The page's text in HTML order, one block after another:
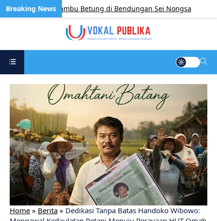
400 Bambu Betung di Bendungan Sei Nongsa
Home » Berita » Dedikasi Tanpa Batas Handoko Wibowo: